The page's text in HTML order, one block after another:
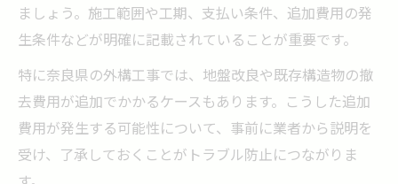
ましょう。施工範囲や工期、支払い条件、追加費用の発
生条件などが明確に記載されていることが重要です。
特に奈良県の外構工事では、地盤改良や既存構造物の撤
去費用が追加でかかるケースもあります。こうした追加
費用が発生する可能性について、事前に業者から説明を
受け、了承しておくことがトラブル防止につながりま